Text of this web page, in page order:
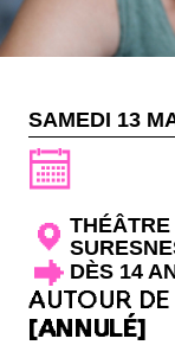
SAMEDI 13
THÉÂTRE
DÈS 14
AUTOUR DE
[ANNULÉ]